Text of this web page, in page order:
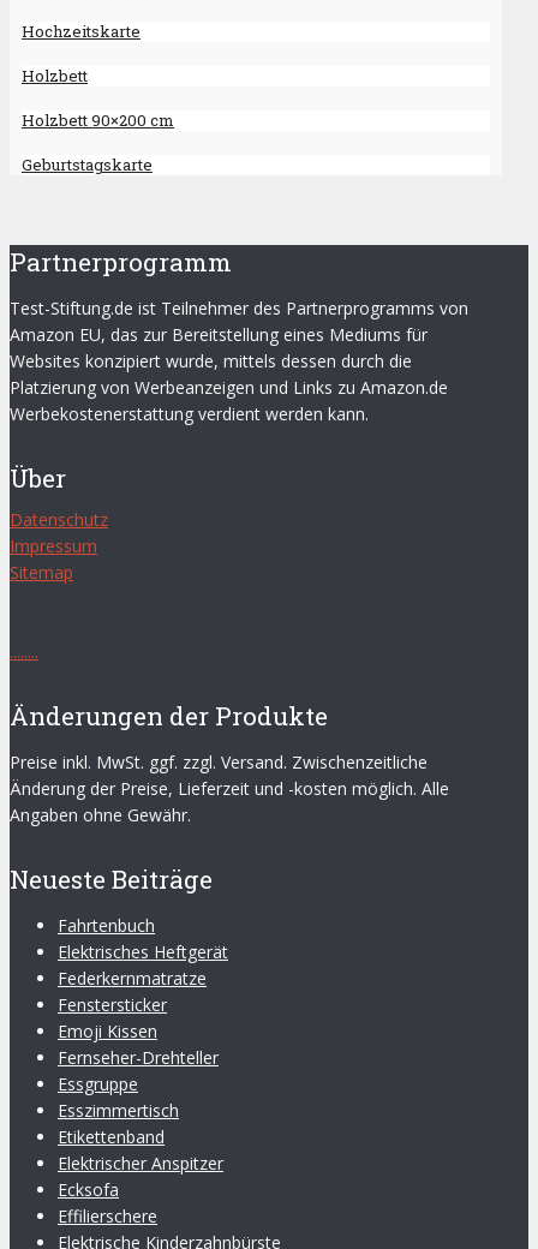
Hochzeitskarte
Holzbett
Holzbett 90×200 cm
Geburtstagskarte
Partnerprogramm
Test-Stiftung.de ist Teilnehmer des Partnerprogramms von
Amazon EU, das zur Bereitstellung eines Mediums für
Websites konzipiert wurde, mittels dessen durch die
Platzierung von Werbeanzeigen und Links zu Amazon.de
Werbekostenerstattung verdient werden kann.
Über
Datenschutz
Impressum
Sitemap
........
Änderungen der Produkte
Preise inkl. MwSt. ggf. zzgl. Versand. Zwischenzeitliche
Änderung der Preise, Lieferzeit und -kosten möglich. Alle
Angaben ohne Gewähr.
Neueste Beiträge
Fahrtenbuch
Elektrisches Heftgerät
Federkernmatratze
Fenstersticker
Emoji Kissen
Fernseher-Drehteller
Essgruppe
Esszimmertisch
Etikettenband
Elektrischer Anspitzer
Ecksofa
Effilierschere
Elektrische Kinderzahnbürste